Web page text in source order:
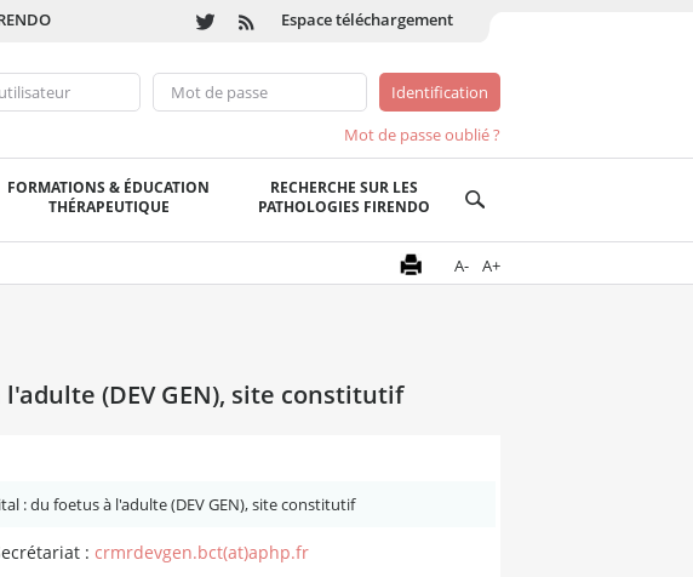
Espace téléchargement
Mot de passe oublié ?
FORMATIONS & ÉDUCATION
THÉRAPEUTIQUE
RECHERCHE SUR LES
PATHOLOGIES FIRENDO
A- A+
(DEV GEN), site constitutif
: du foetus à l'adulte (DEV GEN), site constitutif
: crmrdevgen.bct(at)aphp.fr